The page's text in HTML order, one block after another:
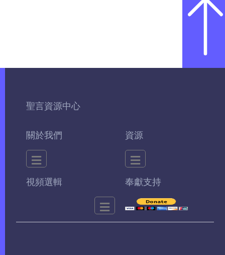
聖言資源中心
關於我們 資源
視頻選輯 奉獻支持